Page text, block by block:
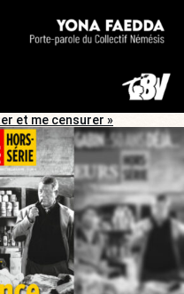
et me censurer »